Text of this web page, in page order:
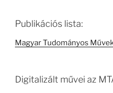
Publikációs lista:
Magyar Tudományos
Digitalizált művei az